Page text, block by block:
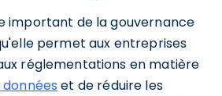
important de la gouvernance
permet aux entreprises
réglementations en matière
et de réduire les